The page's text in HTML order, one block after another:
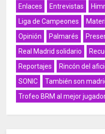
Enlaces
Entrevistas
Liga de Campeones
Opinión
Palmarés
Real Madrid solidario
Reportajes
Rincón del
SONIC
También son
Trofeo BRM al mejor